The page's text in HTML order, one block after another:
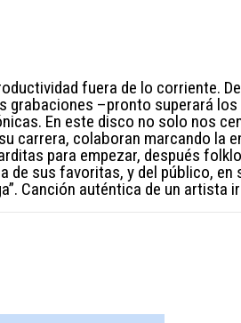
fuera de lo corriente.
grabaciones –pronto superará
En este disco no solo nos
carrera, colaboran marcando la
para empezar, después
de sus favoritas, y del público,
Canción auténtica de un artista